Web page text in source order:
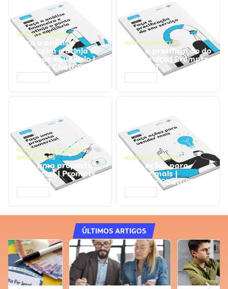
GESTÃO FINANCEIRA
Faça a análise
financeira e atinja o
ponto de equilíbrio |
Prompts ChatGPT
GESTÃO FINANCEIRA
Faça a precificação do
seu serviço | Prompts
ChatGPT
NEGÓCIOS, PROCESSOS
EMPRESARIAIS
Faça uma proposta
comercial | Prompts
ChatGPT
NEGÓCIOS, VENDAS
Faça ações para
vender mais |
Prompts ChatGPT
ÚLTIMOS ARTIGOS